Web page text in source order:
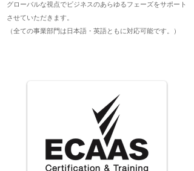
グローバルな視点でビジネスのあらゆるフェーズをサポート
させていただきます。
（全ての事業部門は日本語・英語ともに対応可能です。）